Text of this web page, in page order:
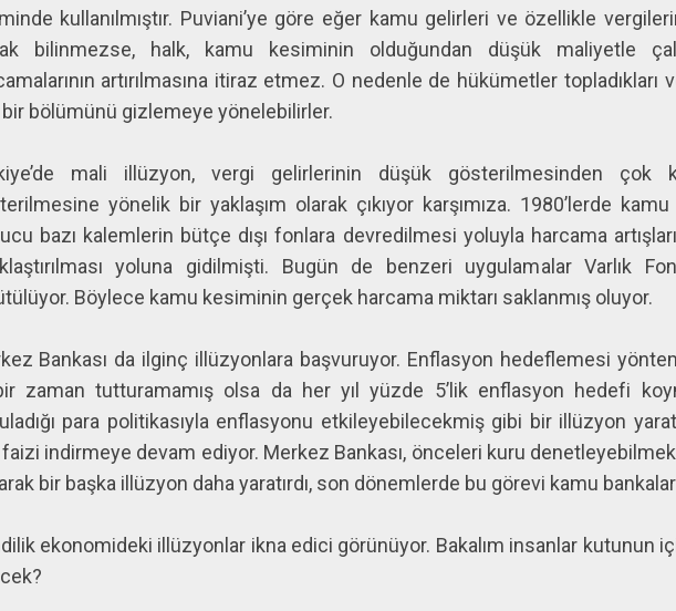
kullanılmıştır. Puviani’ye göre eğer kamu gelirleri ve özellikle
bilinmezse, halk, kamu kesiminin olduğundan düşük maliyetle
artırılmasına itiraz etmez. O nedenle de hükümetler
bölümünü gizlemeye yönelebilirler.
mali illüzyon, vergi gelirlerinin düşük gösterilmesinden çok
yönelik bir yaklaşım olarak çıkıyor karşımıza. 1980’lerde kamu
bazı kalemlerin bütçe dışı fonlara devredilmesi yoluyla harcama
yoluna gidilmişti. Bugün de benzeri uygulamalar Varlık
Böylece kamu kesiminin gerçek harcama miktarı saklanmış oluyor.
Bankası da ilginç illüzyonlara başvuruyor. Enflasyon hedeflemesi
zaman tutturamamış olsa da her yıl yüzde 5’lik enflasyon hedefi
para politikasıyla enflasyonu etkileyebilecekmiş gibi bir illüzyon
indirmeye devam ediyor. Merkez Bankası, önceleri kuru
bir başka illüzyon daha yaratırdı, son dönemlerde bu görevi kamu
ekonomideki illüzyonlar ikna edici görünüyor. Bakalım insanlar kutunun